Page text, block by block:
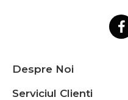
Despre Noi
Serviciul Clienti